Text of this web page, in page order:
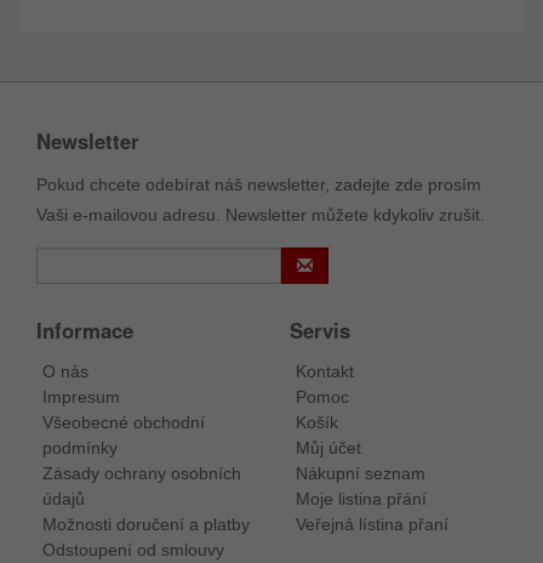
Newsletter
Pokud chcete odebírat náš newsletter, zadejte zde prosím
Vaši e-mailovou adresu. Newsletter můžete kdykoliv zrušit.
Informace
O nás
Impresum
Všeobecné obchodní
podmínky
Zásady ochrany osobních
údajů
Možnosti doručení a platby
Odstoupení od smlouvy
Servis
Kontakt
Pomoc
Košík
Můj účet
Nákupní seznam
Moje listina přání
Veřejná lístina přaní